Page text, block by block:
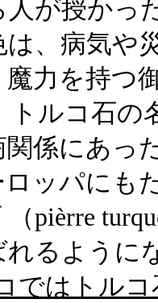
人が授かっ
、病気や
魔力を持つ
ルコ石の
関係にあっ
ロッパにも
（pièrre
れるよう
ではトル